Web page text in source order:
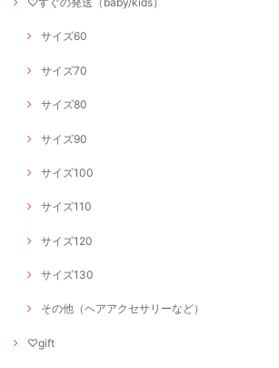
サイズ60
サイズ70
サイズ80
サイズ90
サイズ100
サイズ110
サイズ120
サイズ130
その他（ヘアアクセサリーなど）
♡gift